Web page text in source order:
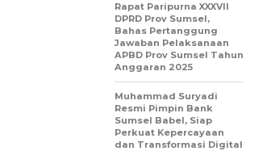
Rapat Paripurna XXXVII
DPRD Prov Sumsel,
Bahas Pertanggung
Jawaban Pelaksanaan
APBD Prov Sumsel Tahun
Anggaran 2025
Muhammad Suryadi
Resmi Pimpin Bank
Sumsel Babel, Siap
Perkuat Kepercayaan
dan Transformasi Digital